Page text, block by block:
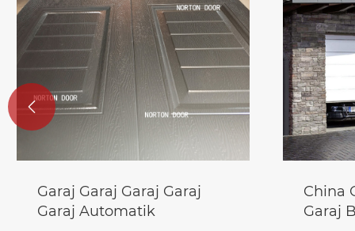
China Overhead Pintu
Garaj Bahagian
Panel
Lihat
